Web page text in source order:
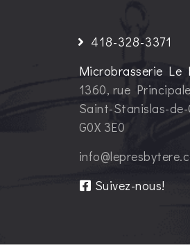
418-328-3371
Microbrasserie Le
1360, rue Principale
Saint-Stanislas-de-
G0X 3E0
Suivez-nous!